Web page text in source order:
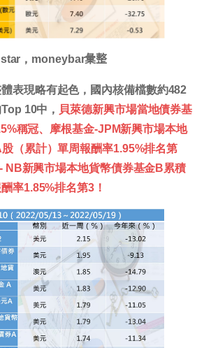
，moneybar𢑥整
表現略有起色，國內核備檔數約482
10中， 貝萊德新興市場當地債券基
稱冠、摩根基金-JPM新興市場本地
（累計）單周報酬率1.95%排名第
NB新興市場本地貨幣債券基金B累積
率1.85%排名第3！